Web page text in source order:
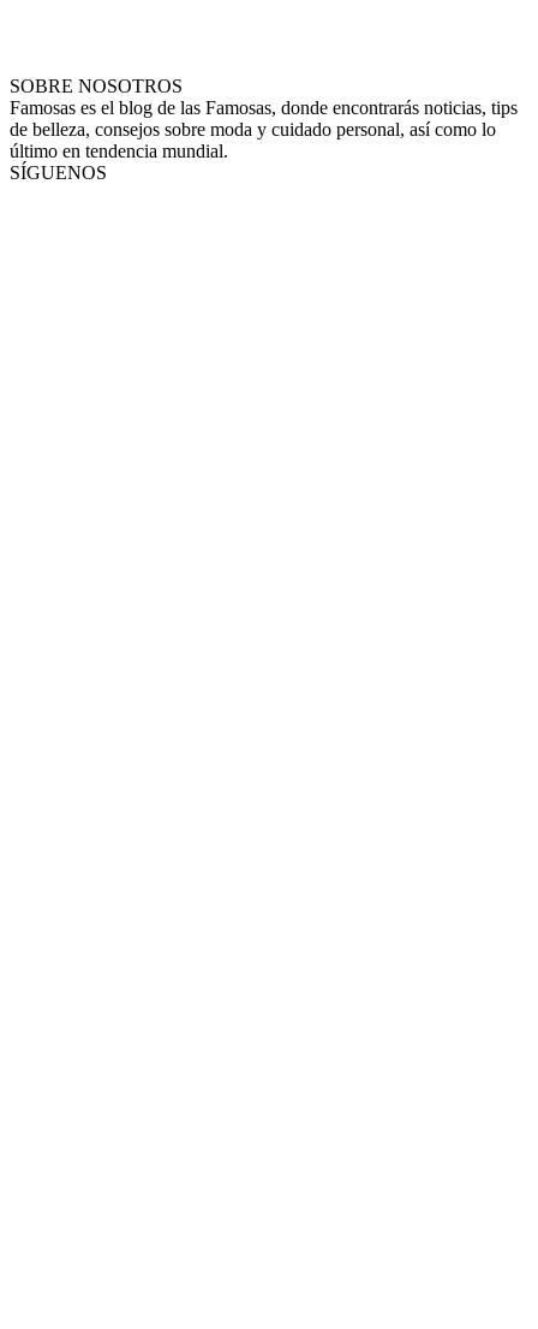
SOBRE NOSOTROS
Famosas es el blog de las Famosas, donde encontrarás noticias, tips
de belleza, consejos sobre moda y cuidado personal, así como lo
último en tendencia mundial.
SÍGUENOS